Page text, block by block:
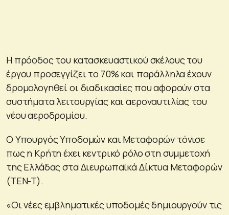
Η πρόοδος του κατασκευαστικού σκέλους του
έργου προσεγγίζει το 70% και παράλληλα έχουν
δρομολογηθεί οι διαδικασίες που αφορούν στα
συστήματα λειτουργίας και αεροναυτιλίας του
νέου αεροδρομίου.
Ο Υπουργός Υποδομών και Μεταφορών τόνισε
πως η Κρήτη έχει κεντρικό ρόλο στη συμμετοχή
της Ελλάδας στα Διευρωπαϊκά Δίκτυα Μεταφορών
(TEN-T).
«Οι νέες εμβληματικές υποδομές δημιουργούν τις